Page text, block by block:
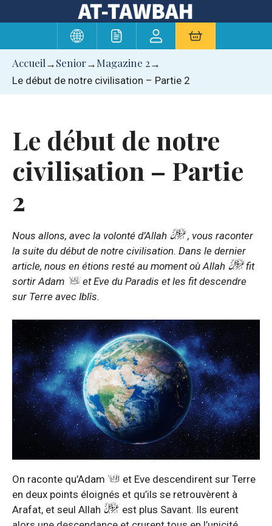
au
Accueil → Senior→ Magazine 2→
Le début de notre civilisation – Partie 2
Le début de notre
civilisation – Partie
2
Nous allons, avec la volonté d’Allah
, vous raconter
la suite du début de notre civilisation. Dans le dernier
article, nous en étions resté au moment où Allah
fit
sortir Adam
et Eve du Paradis et les fit descendre
sur Terre avec Iblîs.
On raconte qu’Adam
et Eve descendirent sur Terre
en deux points éloignés et qu’ils se retrouvèrent à
Arafat, et seul Allah
est plus Savant. Ils eurent